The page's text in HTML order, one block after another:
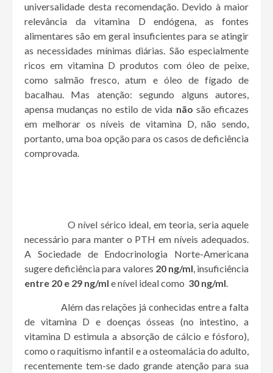
universalidade desta recomendação. Devido à maior
relevância da vitamina D endógena, as fontes
alimentares são em geral insuficientes para se atingir
as necessidades mínimas diárias. São especialmente
ricos em vitamina D produtos com óleo de peixe,
como salmão fresco, atum e óleo de fígado de
bacalhau. Mas atenção: segundo alguns autores,
apensa mudanças no estilo de vida não são eficazes
em melhorar os níveis de vitamina D, não sendo,
portanto, uma boa opção para os casos de deficiência
comprovada.
O nível sérico ideal, em teoria, seria aquele
necessário para manter o PTH em níveis adequados.
A Sociedade de Endocrinologia Norte-Americana
sugere deficiência para valores 20 ng/ml, insuficiência
entre 20 e 29 ng/ml e nível ideal como 30 ng/ml.
Além das relações já conhecidas entre a falta
de vitamina D e doenças ósseas (no intestino, a
vitamina D estimula a absorção de cálcio e fósforo),
como o raquitismo infantil e a osteomalácia do adulto,
recentemente tem-se dado grande atenção para sua